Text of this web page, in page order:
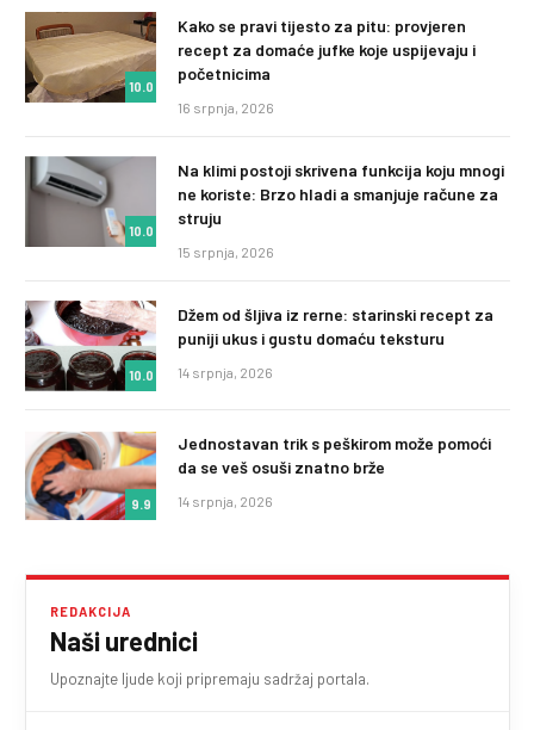
10.0
Kako se pravi tijesto za pitu: provjeren
recept za domaće jufke koje uspijevaju i
početnicima
16 srpnja, 2026
10.0
Na klimi postoji skrivena funkcija koju mnogi
ne koriste: Brzo hladi a smanjuje račune za
struju
15 srpnja, 2026
10.0
Džem od šljiva iz rerne: starinski recept za
puniji ukus i gustu domaću teksturu
14 srpnja, 2026
9.9
Jednostavan trik s peškirom može pomoći
da se veš osuši znatno brže
14 srpnja, 2026
REDAKCIJA
Naši urednici
Upoznajte ljude koji pripremaju sadržaj portala.